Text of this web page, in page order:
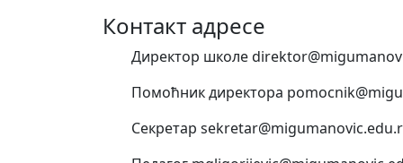
Контакт адресе
Директор школе
Помоћник директора
Секретар